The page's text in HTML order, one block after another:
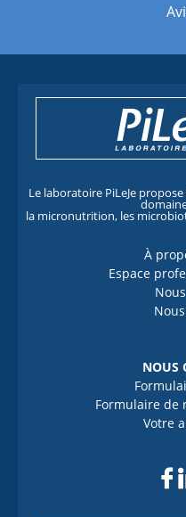
Le laboratoire PiLeJe
la micronutrition, les
À
Espace
NOUS
Formulaire de
Votre